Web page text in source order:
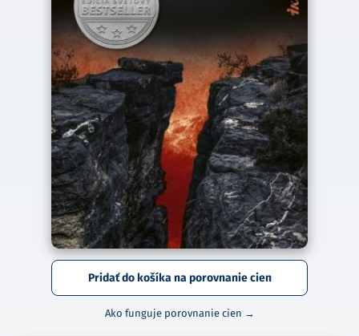
Pridať do košíka na porovnanie cien
Ako funguje porovnanie cien →